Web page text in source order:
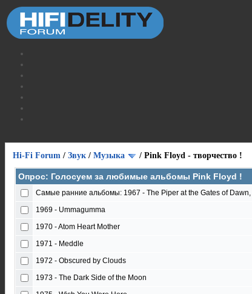
Hi-Fi Forum / Звук / Музыка / Pink Floyd - творчество !
Опрос: Голосуем за любимые альбомы Pink Floyd !
Самые ранние альбомы: 1967 - The Piper at the Gates of
1969 - Ummagumma
1970 - Atom Heart Mother
1971 - Meddle
1972 - Obscured by Clouds
1973 - The Dark Side of the Moon